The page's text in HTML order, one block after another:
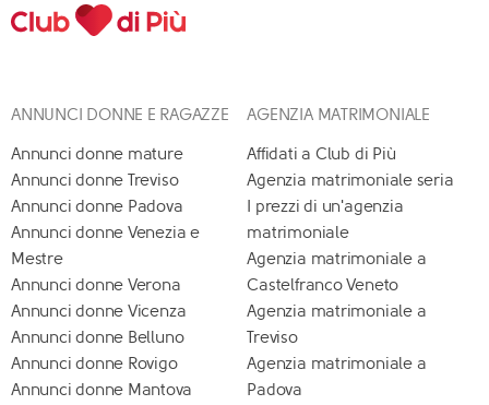
ANNUNCI DONNE E RAGAZZE
Annunci donne mature
Annunci donne Treviso
Annunci donne Padova
Annunci donne Venezia e
Mestre
Annunci donne Verona
Annunci donne Vicenza
Annunci donne Belluno
Annunci donne Rovigo
Annunci donne Mantova
AGENZIA MATRIMONIALE
Affidati a Club di Più
Agenzia matrimoniale seria
I prezzi di un'agenzia
matrimoniale
Agenzia matrimoniale a
Castelfranco Veneto
Agenzia matrimoniale a
Treviso
Agenzia matrimoniale a
Padova